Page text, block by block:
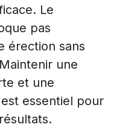
Le
pas
érection sans
une
et une
essentiel pour